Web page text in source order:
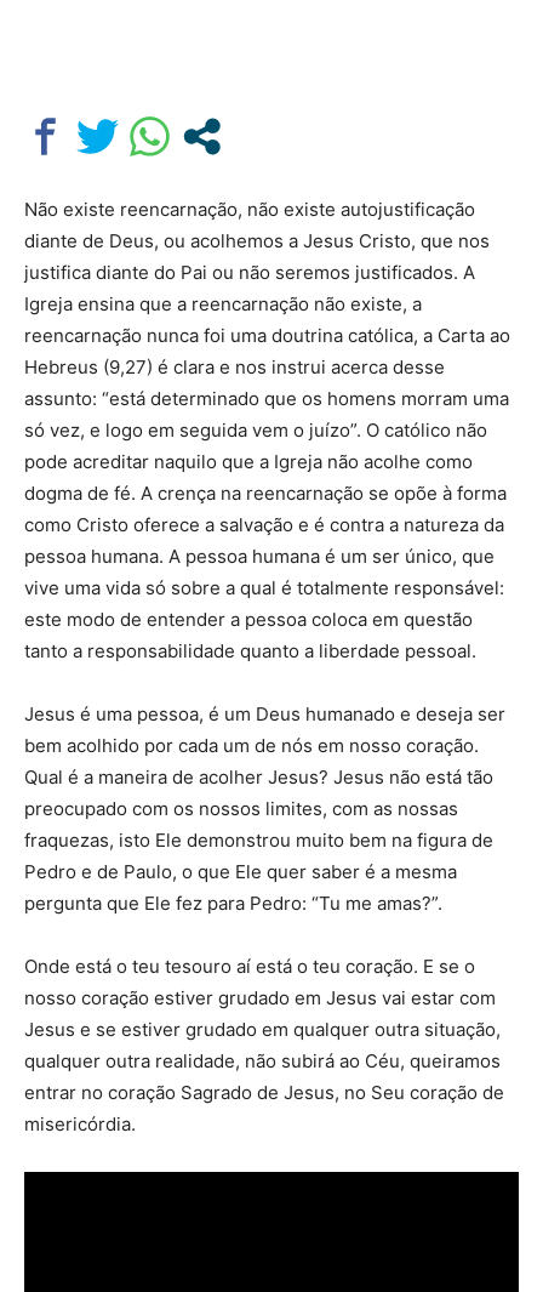
Não existe reencarnação, não existe autojustificação
diante de Deus, ou acolhemos a Jesus Cristo, que nos
justifica diante do Pai ou não seremos justificados. A
Igreja ensina que a reencarnação não existe, a
reencarnação nunca foi uma doutrina católica, a Carta ao
Hebreus (9,27) é clara e nos instrui acerca desse
assunto: “está determinado que os homens morram uma
só vez, e logo em seguida vem o juízo”. O católico não
pode acreditar naquilo que a Igreja não acolhe como
dogma de fé. A crença na reencarnação se opõe à forma
como Cristo oferece a salvação e é contra a natureza da
pessoa humana. A pessoa humana é um ser único, que
vive uma vida só sobre a qual é totalmente responsável:
este modo de entender a pessoa coloca em questão
tanto a responsabilidade quanto a liberdade pessoal.
Jesus é uma pessoa, é um Deus humanado e deseja ser
bem acolhido por cada um de nós em nosso coração.
Qual é a maneira de acolher Jesus? Jesus não está tão
preocupado com os nossos limites, com as nossas
fraquezas, isto Ele demonstrou muito bem na figura de
Pedro e de Paulo, o que Ele quer saber é a mesma
pergunta que Ele fez para Pedro: “Tu me amas?”.
Onde está o teu tesouro aí está o teu coração. E se o
nosso coração estiver grudado em Jesus vai estar com
Jesus e se estiver grudado em qualquer outra situação,
qualquer outra realidade, não subirá ao Céu, queiramos
entrar no coração Sagrado de Jesus, no Seu coração de
misericórdia.